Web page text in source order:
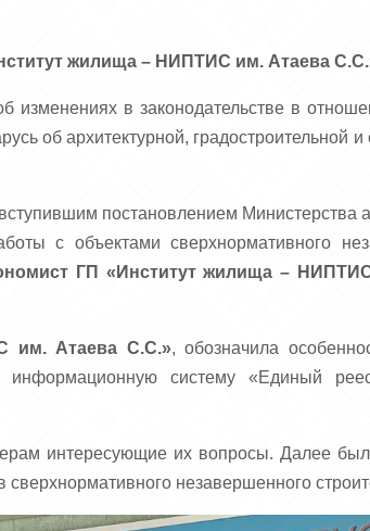
жилища – НИПТИС им. Атаева
изменениях в законодательстве в
об архитектурной, градостроительной и
постановлением Министерства
с объектами сверхнормативного
ГП «Институт жилища –
им. Атаева С.С.», обозначила
информационную систему «Единый
интересующие их вопросы. Далее
незавершенного